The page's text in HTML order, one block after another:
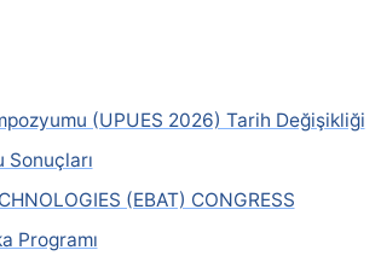
(UPUES 2026) Tarih Değişikliği
(EBAT) CONGRESS
Programı